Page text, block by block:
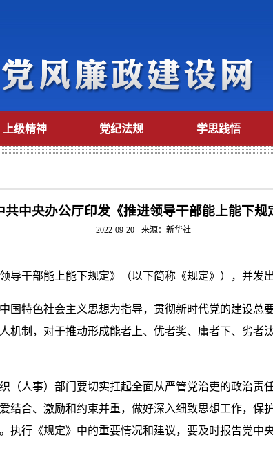
上级精神 党纪法规 学思践悟
共中央办公厅印发《推进领导干部能上能下规
2022-09-20 来源：新华社
干部能上能下规定》（以下简称《规定》），并发出
特色社会主义思想为指导，贯彻新时代党的建设总
机制，对于推动形成能者上、优者奖、庸者下、劣者
人事）部门要切实扛起全面从严管党治吏的政治责
结合、激励和约束并重，做好深入细致思想工作，保
执行《规定》中的重要情况和建议，要及时报告党中央